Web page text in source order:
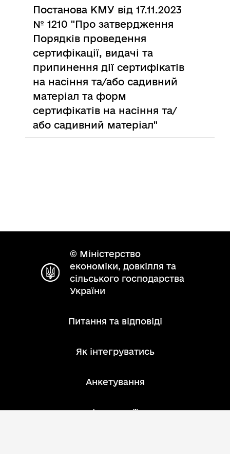
Постанова КМУ від 17.11.2023
№ 1210 "Про затвердження
Порядків проведення
сертифікації, видачі та
припинення дії сертифікатів
на насіння та/або садивний
матеріал та форм
сертифікатів на насіння та/
або садивний матеріал"
© Міністерство
економіки, довкілля та
сільського господарства
України
Питання та відповіді
Як інтегруватись
Анкетування
Інструкції